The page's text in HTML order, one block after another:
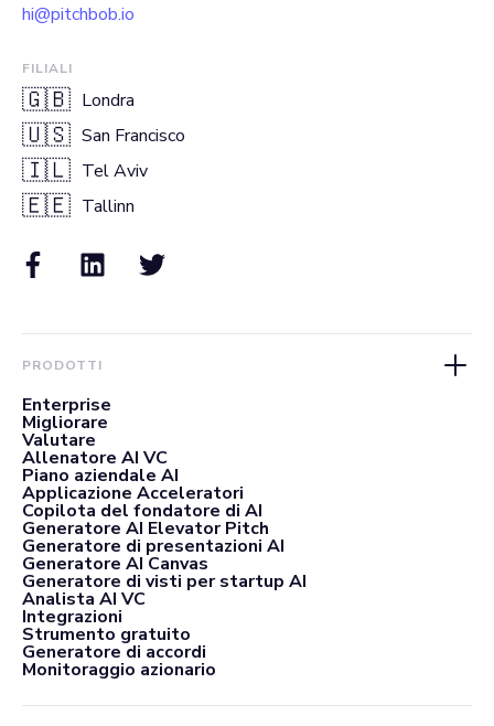
hi@pitchbob.io
FILIALI
🇬🇧 Londra
🇺🇸 San Francisco
🇮🇱 Tel Aviv
🇪🇪 Tallinn
PRODOTTI
Enterprise
Migliorare
Valutare
Allenatore AI VC
Piano aziendale AI
Applicazione Acceleratori
Copilota del fondatore di AI
Generatore AI Elevator Pitch
Generatore di presentazioni AI
Generatore AI Canvas
Generatore di visti per startup AI
Analista AI VC
Integrazioni
Strumento gratuito
Generatore di accordi
Monitoraggio azionario